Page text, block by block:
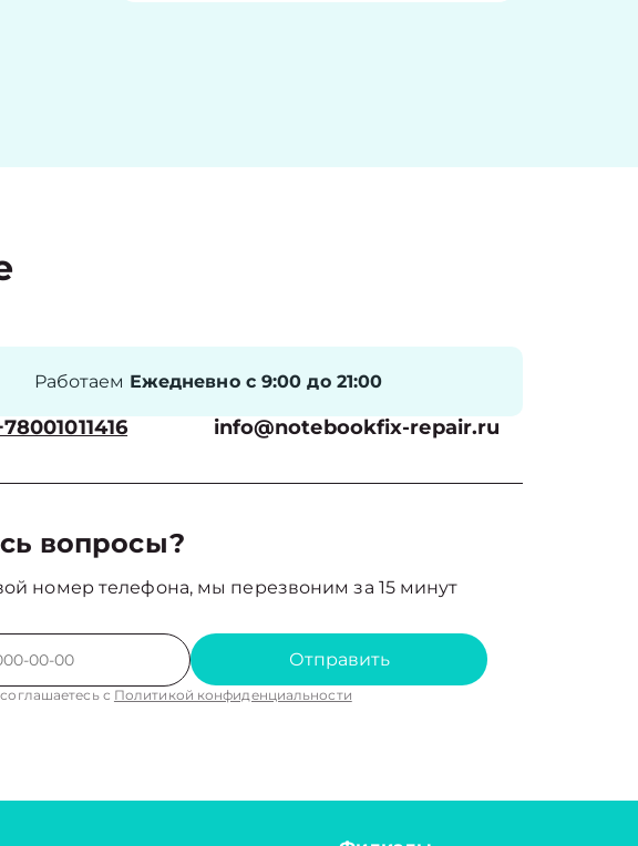
Работаем Ежедневно с 9:00 до 21:00
info@notebookfix-repair.ru
вопросы?
номер телефона, мы перезвоним за 15 минут
Отправить
с Политикой конфиденциальности